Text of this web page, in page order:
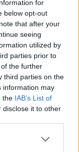
for
below opt-out
that after your
seeing
utilized by
parties prior to
the further
third parties on the
information may
the IAB’s List of
disclose it to other